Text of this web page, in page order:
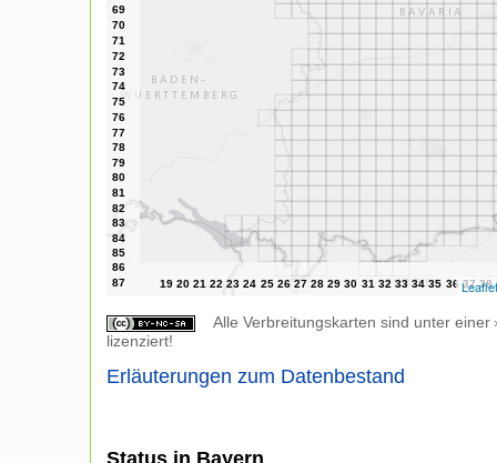
Leaflet
Alle Verbreitungskarten sind unter einer
lizenziert!
Erläuterungen zum Datenbestand
Status in Bayern